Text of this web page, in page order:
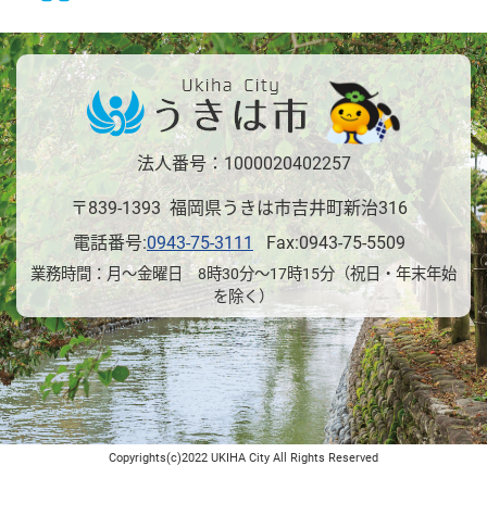
法人番号：1000020402257
〒839-1393 福岡県うきは市吉井町新治316
電話番号:0943-75-3111 Fax:0943-75-5509
業務時間：月～金曜日 8時30分～17時15分（祝日・年末年始
を除く）
Copyrights(c)2022 UKIHA City All Rights Reserved